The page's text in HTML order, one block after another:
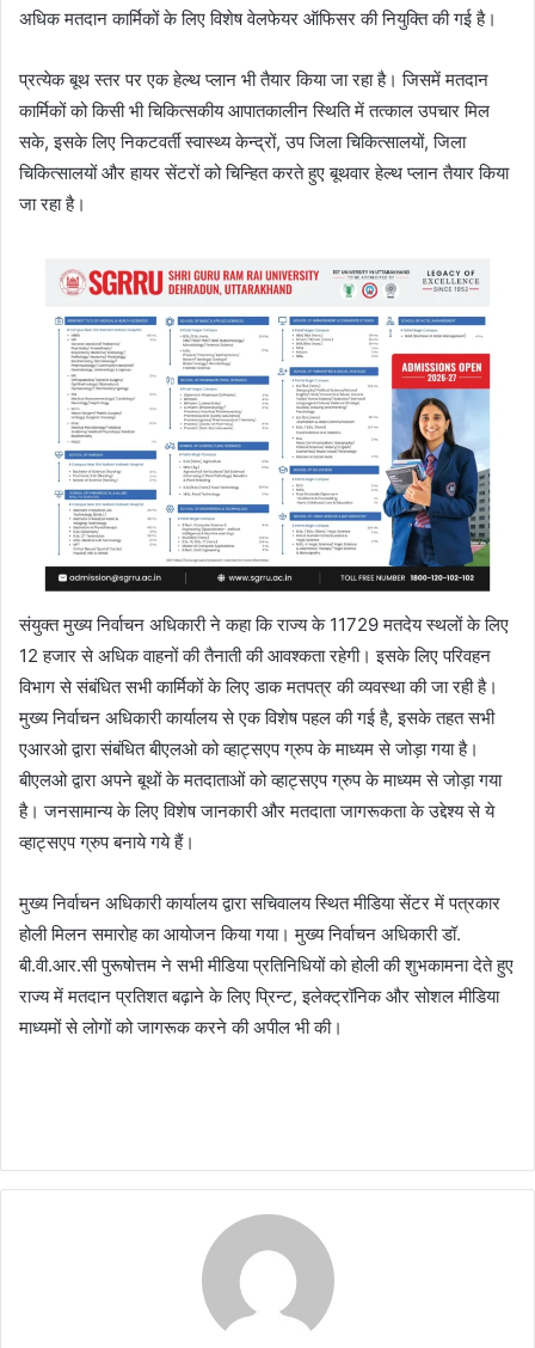
अधिक मतदान कार्मिकों के लिए विशेष वेलफेयर ऑफिसर की नियुक्ति की गई है।
प्रत्येक बूथ स्तर पर एक हेल्थ प्लान भी तैयार किया जा रहा है। जिसमें मतदान
कार्मिकों को किसी भी चिकित्सकीय आपातकालीन स्थिति में तत्काल उपचार मिल
सके, इसके लिए निकटवर्ती स्वास्थ्य केन्द्रों, उप जिला चिकित्सालयों, जिला
चिकित्सालयों और हायर सेंटरों को चिन्हित करते हुए बूथवार हेल्थ प्लान तैयार किया
जा रहा है।
संयुक्त मुख्य निर्वाचन अधिकारी ने कहा कि राज्य के 11729 मतदेय स्थलों के लिए
12 हजार से अधिक वाहनों की तैनाती की आवश्कता रहेगी। इसके लिए परिवहन
विभाग से संबंधित सभी कार्मिकों के लिए डाक मतपत्र की व्यवस्था की जा रही है।
मुख्य निर्वाचन अधिकारी कार्यालय से एक विशेष पहल की गई है, इसके तहत सभी
एआरओ द्वारा संबंधित बीएलओ को व्हाट्सएप ग्रुप के माध्यम से जोड़ा गया है।
बीएलओ द्वारा अपने बूथों के मतदाताओं को व्हाट्सएप ग्रुप के माध्यम से जोड़ा गया
है। जनसामान्य के लिए विशेष जानकारी और मतदाता जागरूकता के उद्देश्य से ये
व्हाट्सएप ग्रुप बनाये गये हैं।
मुख्य निर्वाचन अधिकारी कार्यालय द्वारा सचिवालय स्थित मीडिया सेंटर में पत्रकार
होली मिलन समारोह का आयोजन किया गया। मुख्य निर्वाचन अधिकारी डॉ.
बी.वी.आर.सी पुरूषोत्तम ने सभी मीडिया प्रतिनिधियों को होली की शुभकामना देते हुए
राज्य में मतदान प्रतिशत बढ़ाने के लिए प्रिन्ट, इलेक्ट्रॉनिक और सोशल मीडिया
माध्यमों से लोगों को जागरूक करने की अपील भी की।